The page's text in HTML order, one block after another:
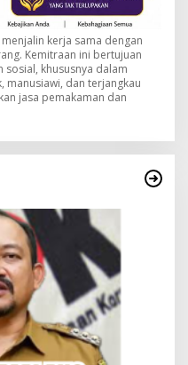
kerja sama dengan
Kemitraan ini bertujuan
sosial, khususnya dalam
manusiawi, dan terjangkau
jasa pemakaman dan